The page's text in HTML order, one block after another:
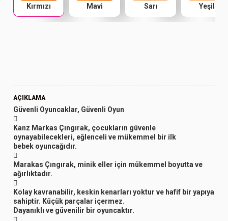
Kırmızı Mavi Sarı Yeşil
AÇIKLAMA
Güvenli Oyuncaklar, Güvenli Oyun

Kanz Markas Çıngırak, çocukların güvenle
oynayabilecekleri, eğlenceli ve mükemmel bir ilk
bebek oyuncağıdır.

Marakas Çıngırak, minik eller için mükemmel boyutta ve
ağırlıktadır.

Kolay kavranabilir, keskin kenarları yoktur ve hafif bir yapıya
sahiptir. Küçük parçalar içermez.
Dayanıklı ve güvenilir bir oyuncaktır.